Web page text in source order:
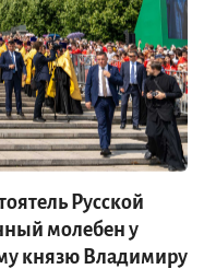
Русской
молебен у
князю Владимиру